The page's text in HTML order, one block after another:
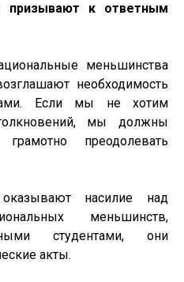
призывают к ответным
меньшинства
необходимость
Если мы не хотим
мы должны
преодолевать
насилие над
меньшинств,
студентами, они
акты.